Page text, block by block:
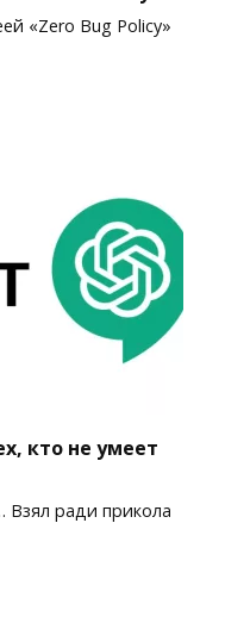
«Zero Bug Policy»
кто не умеет
Взял ради прикола